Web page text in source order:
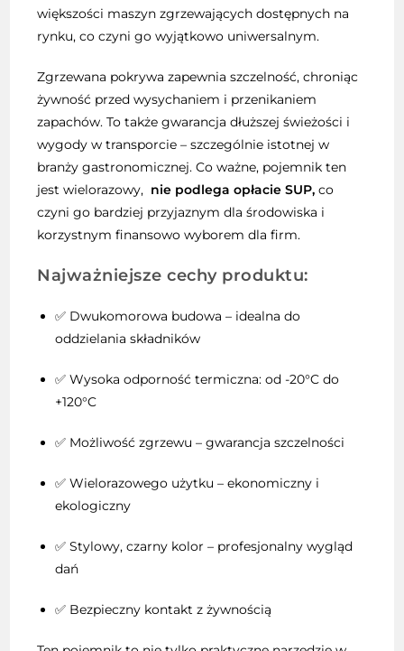
większości maszyn zgrzewających dostępnych na
rynku, co czyni go wyjątkowo uniwersalnym.
Zgrzewana pokrywa zapewnia szczelność, chroniąc
żywność przed wysychaniem i przenikaniem
zapachów. To także gwarancja dłuższej świeżości i
wygody w transporcie – szczególnie istotnej w
branży gastronomicznej. Co ważne, pojemnik ten
jest wielorazowy, nie podlega opłacie SUP, co
czyni go bardziej przyjaznym dla środowiska i
korzystnym finansowo wyborem dla firm.
Najważniejsze cechy produktu:
✅ Dwukomorowa budowa – idealna do
oddzielania składników
✅ Wysoka odporność termiczna: od -20°C do
+120°C
✅ Możliwość zgrzewu – gwarancja szczelności
✅ Wielorazowego użytku – ekonomiczny i
ekologiczny
✅ Stylowy, czarny kolor – profesjonalny wygląd
dań
✅ Bezpieczny kontakt z żywnością